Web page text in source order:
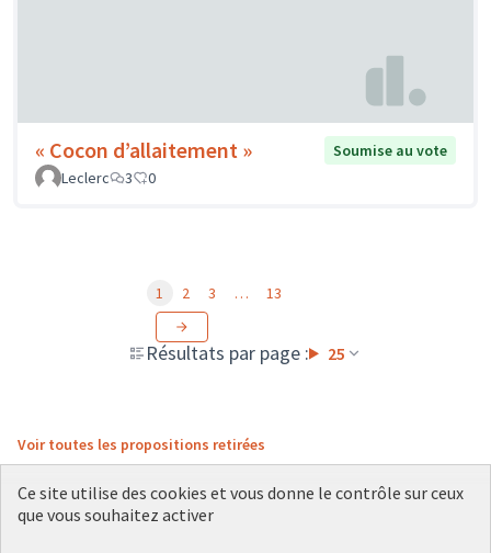
« Cocon d’allaitement »
Soumise au vote
Leclerc
3 0
Résultats par page : 25
1 2 3 … 13
Voir toutes les propositions retirées
Ce site utilise des cookies et vous donne le contrôle sur ceux
que vous souhaitez activer